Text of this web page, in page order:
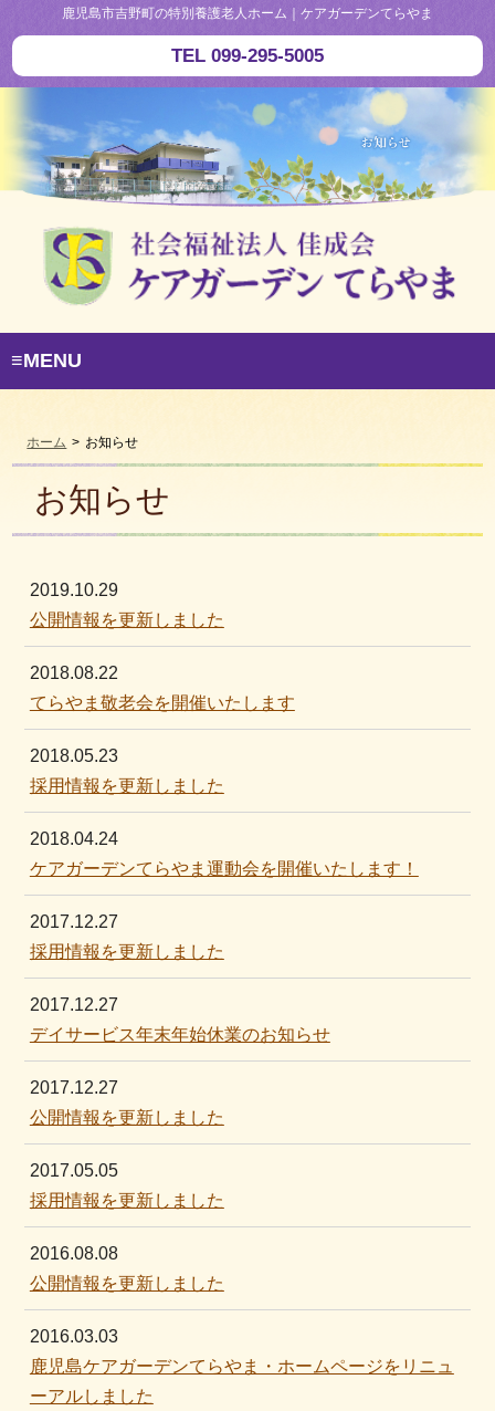
鹿児島市吉野町の特別養護老人ホーム｜ケアガーデンてらやま
TEL 099-295-5005
≡MENU
ホーム > お知らせ
お知らせ
2019.10.29
公開情報を更新しました
2018.08.22
てらやま敬老会を開催いたします
2018.05.23
採用情報を更新しました
2018.04.24
ケアガーデンてらやま運動会を開催いたします！
2017.12.27
採用情報を更新しました
2017.12.27
デイサービス年末年始休業のお知らせ
2017.12.27
公開情報を更新しました
2017.05.05
採用情報を更新しました
2016.08.08
公開情報を更新しました
2016.03.03
鹿児島ケアガーデンてらやま・ホームページをリニュ
ーアルしました